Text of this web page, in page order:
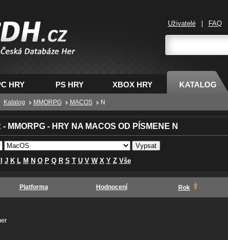
hry na PC,
- Česká
her
Uživatelé FAQ
HRY PS HRY XBOX HRY KATALOG
Katalog MMORPG MACOS N
MMORPG - HRY NA MACOS OD PÍSMENE N
J K L M N O P Q R S T U V W X Y Z Vše
Platforma Hodnocení Rok